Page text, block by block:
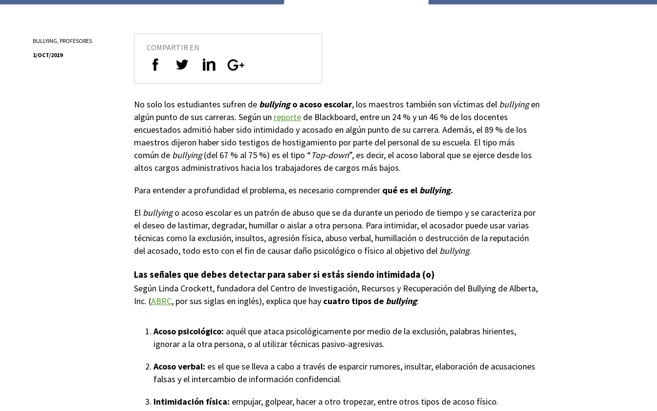
BULLYING, PROFESORES
1/OCT/2019
COMPARTIR EN
No solo los estudiantes sufren de bullyingo acoso escolar, los maestros también son víctimas del bullyingen
algún punto de sus carreras. Según un reportede Blackboard, entre un 24 % y un 46 % de los docentes
encuestados admitió haber sido intimidado y acosado en algún punto de su carrera. Además, el 89 % de los
maestros dijeron haber sido testigos de hostigamiento por parte del personal de su escuela. El tipo más
común de bullying(del 67 % al 75 %) es el tipo “Top-down”, es decir, el acoso laboral que se ejerce desde los
altos cargos administrativos hacia los trabajadores de cargos más bajos.
Para entender a profundidad el problema, es necesario comprender qué es el bullying.
El bullyingo acoso escolar es un patrón de abuso que se da durante un periodo de tiempo y se caracteriza por
el deseo de lastimar, degradar, humillar o aislar a otra persona. Para intimidar, el acosador puede usar varias
técnicas como la exclusión, insultos, agresión física, abuso verbal, humillación o destrucción de la reputación
del acosado, todo esto con el fin de causar daño psicológico o físico al objetivo del bullying.
Las señales que debes detectar para saber si estás siendo intimidada (o)
Según Linda Crockett, fundadora del Centro de Investigación, Recursos y Recuperación del Bullying de Alberta,
Inc. (ABRC, por sus siglas en inglés), explica que hay cuatro tipos debullying:
Acoso psicológico: aquél que ataca psicológicamente por medio de la exclusión, palabras hirientes,
ignorar a la otra persona, o al utilizar técnicas pasivo-agresivas.
Acoso verbal: es el que se lleva a cabo a través de esparcir rumores, insultar, elaboración de acusaciones
falsas y el intercambio de información confidencial.
Intimidación física: empujar, golpear, hacer a otro tropezar, entre otros tipos de acoso físico.